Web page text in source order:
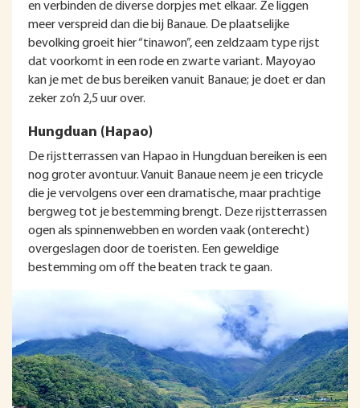
en verbinden de diverse dorpjes met elkaar. Ze liggen
meer verspreid dan die bij Banaue. De plaatselijke
bevolking groeit hier “tinawon”, een zeldzaam type rijst
dat voorkomt in een rode en zwarte variant. Mayoyao
kan je met de bus bereiken vanuit Banaue; je doet er dan
zeker zo’n 2,5 uur over.
Hungduan (Hapao)
De rijstterrassen van Hapao in Hungduan bereiken is een
nog groter avontuur. Vanuit Banaue neem je een tricycle
die je vervolgens over een dramatische, maar prachtige
bergweg tot je bestemming brengt. Deze rijstterrassen
ogen als spinnenwebben en worden vaak (onterecht)
overgeslagen door de toeristen. Een geweldige
bestemming om off the beaten track te gaan.